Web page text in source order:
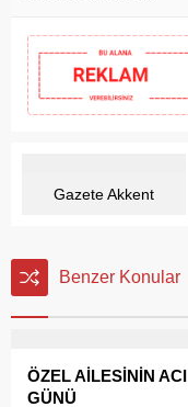
Gazete Akkent
Benzer Konular
ÖZEL AİLESİNİN ACI
GÜNÜ